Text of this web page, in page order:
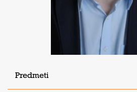
Predmeti